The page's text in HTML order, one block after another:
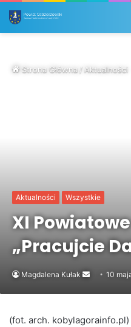
Strona Główna/Aktualności
Aktualności Wszystkie
XI
„Pracujcie
Magdalena Kułak
Send10
(fot. arch. kobylagorainfo.pl)